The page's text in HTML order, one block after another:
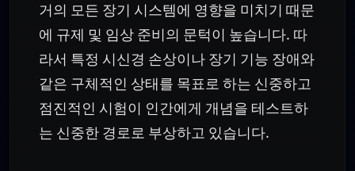
거의 모든 장기 시스템에 영향을 미치기 때문
에 규제 및 임상 준비의 문턱이 높습니다. 따
라서 특정 시신경 손상이나 장기 기능 장애와
같은 구체적인 상태를 목표로 하는 신중하고
점진적인 시험이 인간에게 개념을 테스트하
는 신중한 경로로 부상하고 있습니다.